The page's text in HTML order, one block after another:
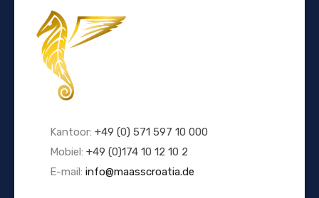
Kantoor: +49 (0) 571 597 10 000
Mobiel: +49 (0)174 10 12 10 2
E-mail: info@maasscroatia.de